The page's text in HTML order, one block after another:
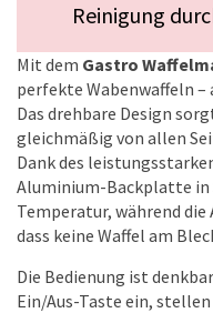
Reinigung
Mit dem Gastro
perfekte Wabenwaffeln –
Das drehbare Design
gleichmäßig von allen
Dank des
Aluminium-Backplatte in
Temperatur, während
dass keine Waffel am
Die Bedienung ist
Ein/Aus-Taste ein,